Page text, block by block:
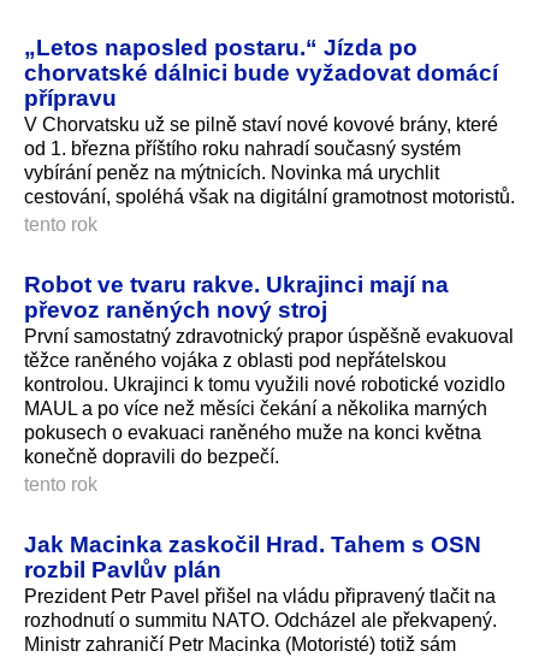
„Letos naposled postaru.“ Jízda po
chorvatské dálnici bude vyžadovat domácí
přípravu
V Chorvatsku už se pilně staví nové kovové brány, které
od 1. března příštího roku nahradí současný systém
vybírání peněz na mýtnicích. Novinka má urychlit
cestování, spoléhá však na digitální gramotnost motoristů.
tento rok
Robot ve tvaru rakve. Ukrajinci mají na
převoz raněných nový stroj
První samostatný zdravotnický prapor úspěšně evakuoval
těžce raněného vojáka z oblasti pod nepřátelskou
kontrolou. Ukrajinci k tomu využili nové robotické vozidlo
MAUL a po více než měsíci čekání a několika marných
pokusech o evakuaci raněného muže na konci května
konečně dopravili do bezpečí.
tento rok
Jak Macinka zaskočil Hrad. Tahem s OSN
rozbil Pavlův plán
Prezident Petr Pavel přišel na vládu připravený tlačit na
rozhodnutí o summitu NATO. Odcházel ale překvapený.
Ministr zahraničí Petr Macinka (Motoristé) totiž sám